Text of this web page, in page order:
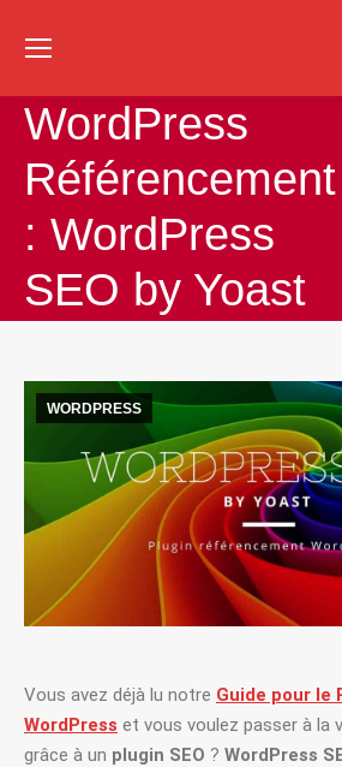
WordPress
Référencement
: WordPress
SEO by Yoast
WORDPRESS
Vous avez déjà lu notre Guide pour le
WordPress et vous voulez passer à la
grâce à un plugin SEO ? WordPress